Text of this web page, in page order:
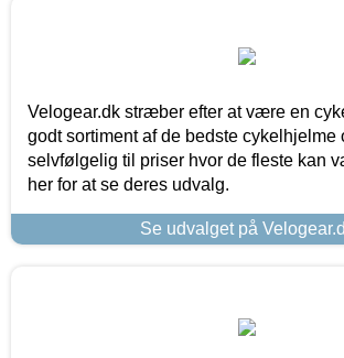
Velogear.dk stræber efter at være en
godt sortiment af de bedste cykelhjelme
selvfølgelig til priser hvor de fleste kan
her for at se deres udvalg.
Se udvalget på